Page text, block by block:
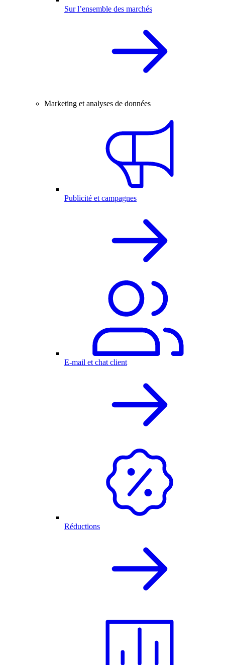
Sur l’ensemble des marchés
Marketing et analyses de données
Publicité et campagnes
E-mail et chat client
Réductions